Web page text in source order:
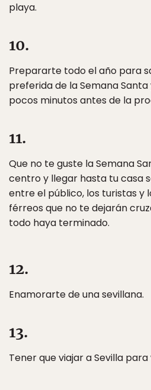
playa.
10.
Prepararte todo el año para
preferida de la Semana
pocos minutos antes de la
11.
Que no te guste la Semana
centro y llegar hasta tu casa
entre el público, los turistas y
férreos que no te dejarán
todo haya terminado.
12.
Enamorarte de una sevillana.
13.
Tener que viajar a Sevilla